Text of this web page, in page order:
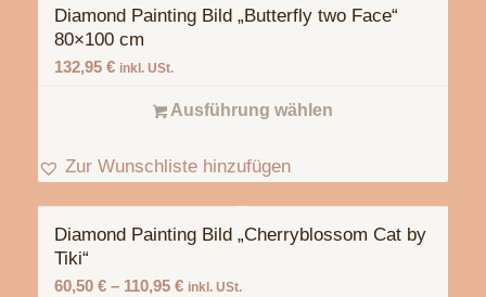
Diamond Painting Bild „Butterfly two Face“
80×100 cm
132,95 € inkl. USt.
Ausführung wählen
Zur Wunschliste hinzufügen
Diamond Painting Bild „Cherryblossom Cat by
Tiki“
60,50 €– 110,95 € inkl. USt.